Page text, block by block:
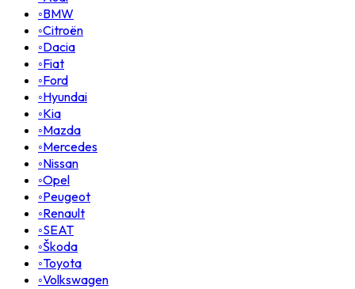
◦BMW
◦Citroën
◦Dacia
◦Fiat
◦Ford
◦Hyundai
◦Kia
◦Mazda
◦Mercedes
◦Nissan
◦Opel
◦Peugeot
◦Renault
◦SEAT
◦Škoda
◦Toyota
◦Volkswagen